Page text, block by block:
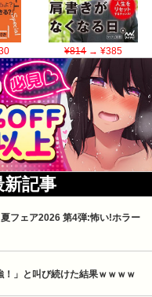
¥814→ ¥385
記事
フェア2026 第4弾:怖い!ホラー
！」と叫び続けた結果ｗｗｗｗ